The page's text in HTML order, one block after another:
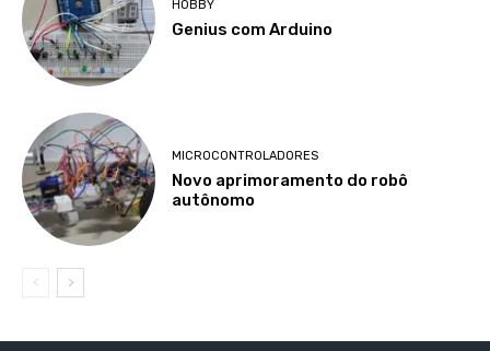
HOBBY
Genius com Arduino
MICROCONTROLADORES
Novo aprimoramento do robô
autônomo